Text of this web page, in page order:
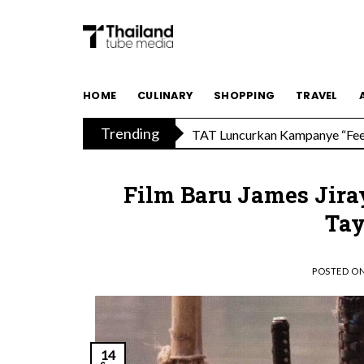
content
HOME CULINARY SHOPPING TRAVEL
Trending
TAT Luncurkan Kampanye
Menikmati Cita Rasa Mewah
Film Baru James
POSTED
14